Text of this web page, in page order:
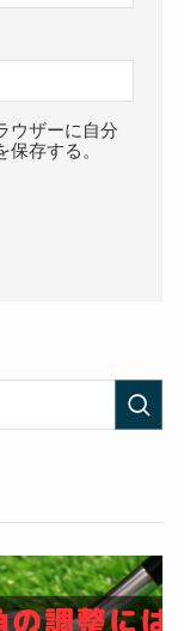
ウザーに自分
存する。